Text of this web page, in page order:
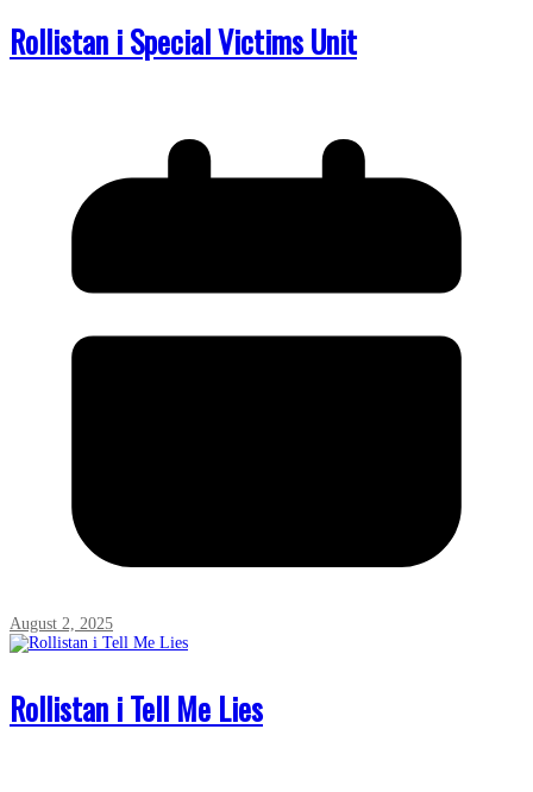
Rollistan i Special Victims Unit
August 2, 2025
Rollistan i Tell Me Lies